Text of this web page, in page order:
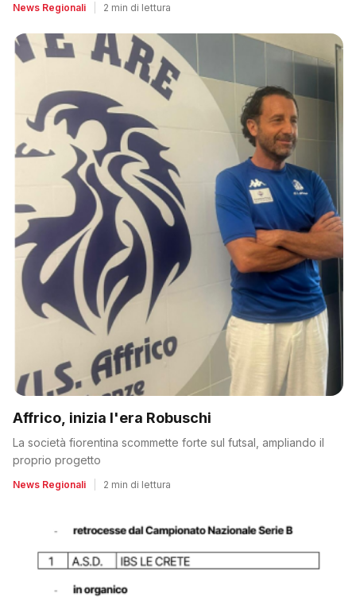
News Regionali 2 min di lettura
Affrico, inizia l'era Robuschi
La società fiorentina scommette forte sul futsal, ampliando il
proprio progetto
News Regionali 2 min di lettura